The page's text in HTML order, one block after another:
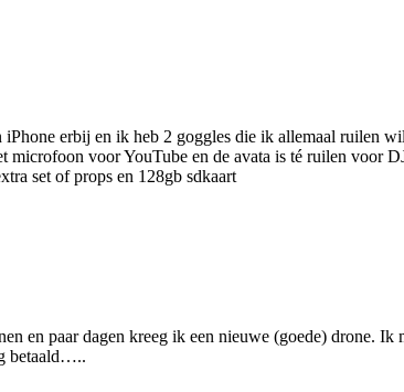
erbij en ik heb 2 goggles die ik allemaal ruilen
microfoon voor YouTube en de avata is té ruilen
set of props en 128gb sdkaart
en paar dagen kreeg ik een nieuwe (goede) drone.
betaald…..